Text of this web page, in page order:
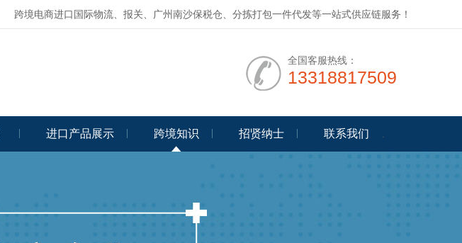
跨境电商进口国际物流、报关、广州南沙保税仓、分拣打包一件代发等一站式供应链服务！
全国客服热线：
13318817509
进口产品展示 跨境知识 招贤纳士 联系我们